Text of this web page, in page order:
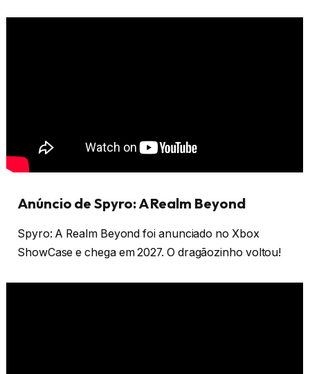
Anúncio de Spyro: A Realm Beyond
Spyro: A Realm Beyond foi anunciado no Xbox
ShowCase e chega em 2027. O dragãozinho voltou!